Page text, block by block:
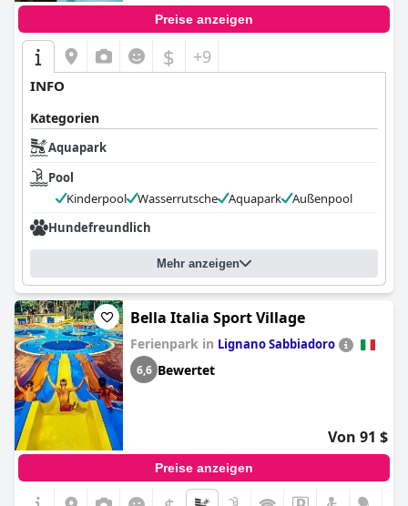
Preise anzeigen
$ +9
INFO
Kategorien
Aquapark
Pool
Kinderpool
Wasserrutsche Aquapark
Außenpool
Hundefreundlich
Mehr anzeigen
Bella Italia Sport Village
Ferienpark in Lignano Sabbiadoro
6,6 Bewertet
Von 91 $
Preise anzeigen